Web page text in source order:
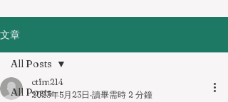
文章
All Posts
All Posts
ctfm214
2023年5月23日 讀畢需時 2 分鐘